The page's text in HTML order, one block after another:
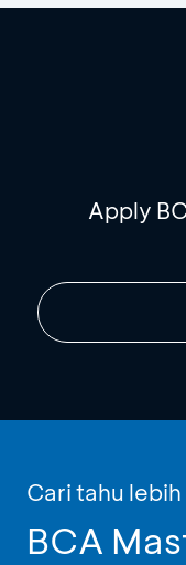
Apply
Cari tahu
BCA